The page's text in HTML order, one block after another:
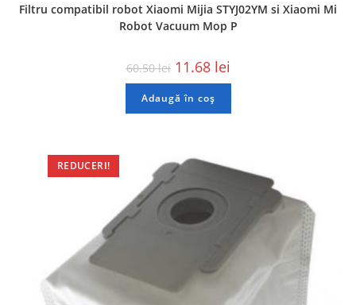
Filtru compatibil robot Xiaomi Mijia STYJ02YM si Xiaomi Mi
Robot Vacuum Mop P
60.50lei 11.68 lei
Adaugă în coș
REDUCERI!